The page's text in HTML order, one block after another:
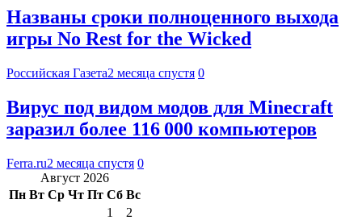
Названы сроки полноценного выхода
игры No Rest for the Wicked
Российская Газета2 месяца спустя 0
Вирус под видом модов для Minecraft
заразил более 116 000 компьютеров
Ferra.ru2 месяца спустя 0
Август 2026
Пн Вт Ср Чт Пт Сб Вс
1
2